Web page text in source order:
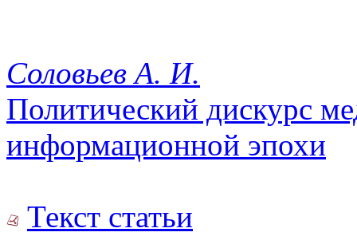
Соловьев А. И.
Политический дискурс
информационной эпохи
Текст статьи